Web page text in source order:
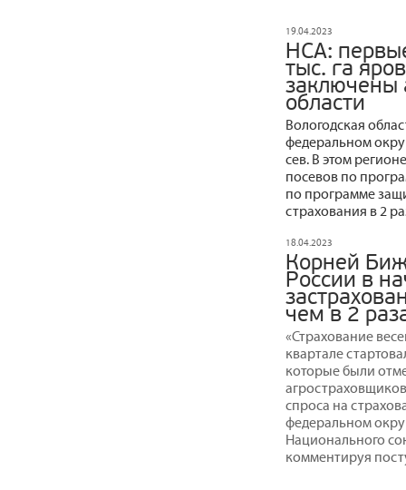
19.04.2023
НСА:
тыс. га
заключены
области
Вологодская
федеральном
сев. В этом
посевов по
по программе
страхования в 2
18.04.2023
Корней
России в
чем в 2
«Страхование
квартале
которые были
спроса на
федеральном
Национального
комментируя